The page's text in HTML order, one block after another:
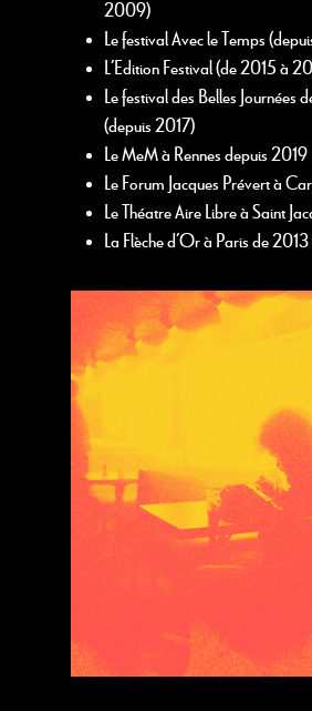
2009)
Le festival Avec le Temps
L’Edition Festival (de 2015 à
Le festival des Belles Journées
(depuis 2017)
Le MeM à Rennes depuis 2019
Le Forum Jacques Prévert à
Le Théatre Aire Libre à Saint
La Flèche d’Or à Paris de